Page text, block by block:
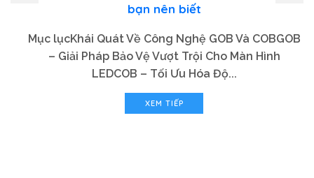
bạn nên biết
Mục lụcKhái Quát Về Công Nghệ GOB Và COBGOB
– Giải Pháp Bảo Vệ Vượt Trội Cho Màn Hình
LEDCOB – Tối Ưu Hóa Độ...
XEM TIẾP